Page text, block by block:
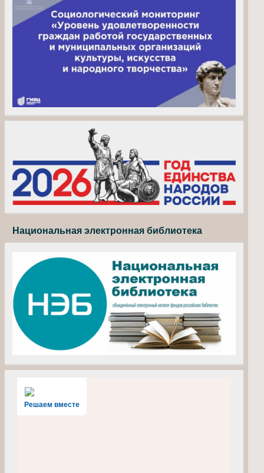
Национальная электронная библиотека
Решаем вместе